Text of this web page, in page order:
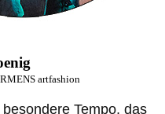
artfashion
Tempo, das